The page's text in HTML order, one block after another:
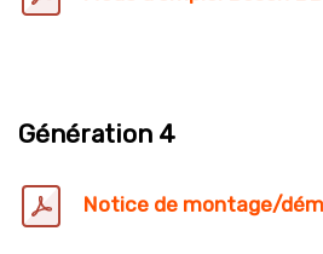
Génération 4
Notice de montage/